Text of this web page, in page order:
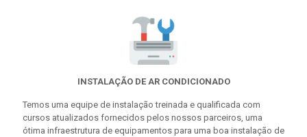
INSTALAÇÃO DE AR CONDICIONADO
Temos uma equipe de instalação treinada e qualificada com
cursos atualizados fornecidos pelos nossos parceiros, uma
ótima infraestrutura de equipamentos para uma boa instalação de